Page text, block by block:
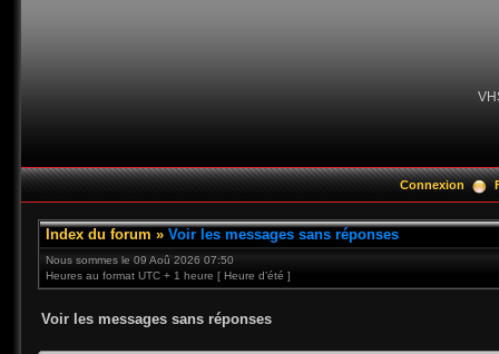
Connexion
Index du forum » Voir les messages sans réponses
Nous sommes le 09 Aoû 2026 07:50
Heures au format UTC + 1 heure [ Heure d’été ]
Voir les messages sans réponses